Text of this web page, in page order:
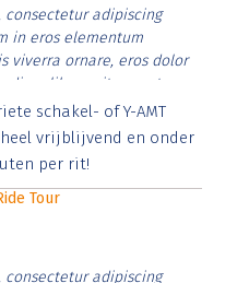
adipiscing
in eros elementum
viverra ornare, eros dolor
diam libero vitae erat.
cursus id rutrum lorem
risus tristique posuere.
schakel- of Y-AMT
vrijblijvend en onder
per rit!
Tour
adipiscing